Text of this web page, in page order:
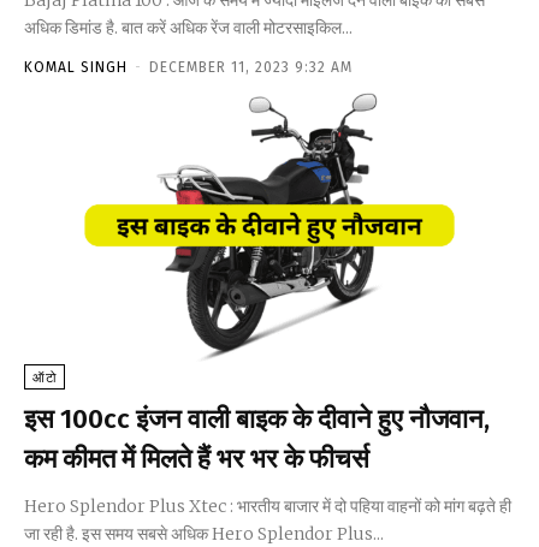
अधिक डिमांड है. बात करें अधिक रेंज वाली मोटरसाइकिल...
KOMAL SINGH - DECEMBER 11, 2023 9:32 AM
ऑटो
इस 100cc इंजन वाली बाइक के दीवाने हुए नौजवान,
कम कीमत में मिलते हैं भर भर के फीचर्स
Hero Splendor Plus Xtec : भारतीय बाजार में दो पहिया वाहनों को मांग बढ़ते ही
जा रही है. इस समय सबसे अधिक Hero Splendor Plus...